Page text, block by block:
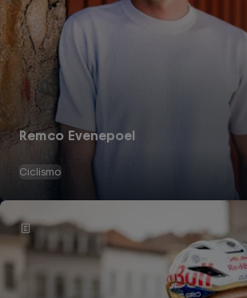
Remco Evenepoel
Ciclismo